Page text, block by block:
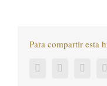
Para compartir esta
FacebookTwitter